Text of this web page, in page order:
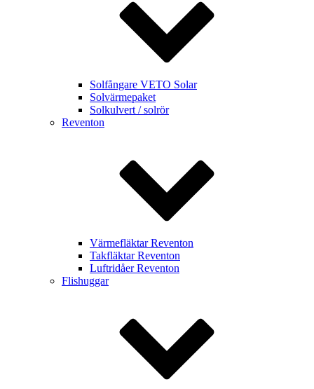
Solfångare VETO Solar
Solvärmepaket
Solkulvert / solrör
Reventon
Värmefläktar Reventon
Takfläktar Reventon
Luftridåer Reventon
Flishuggar